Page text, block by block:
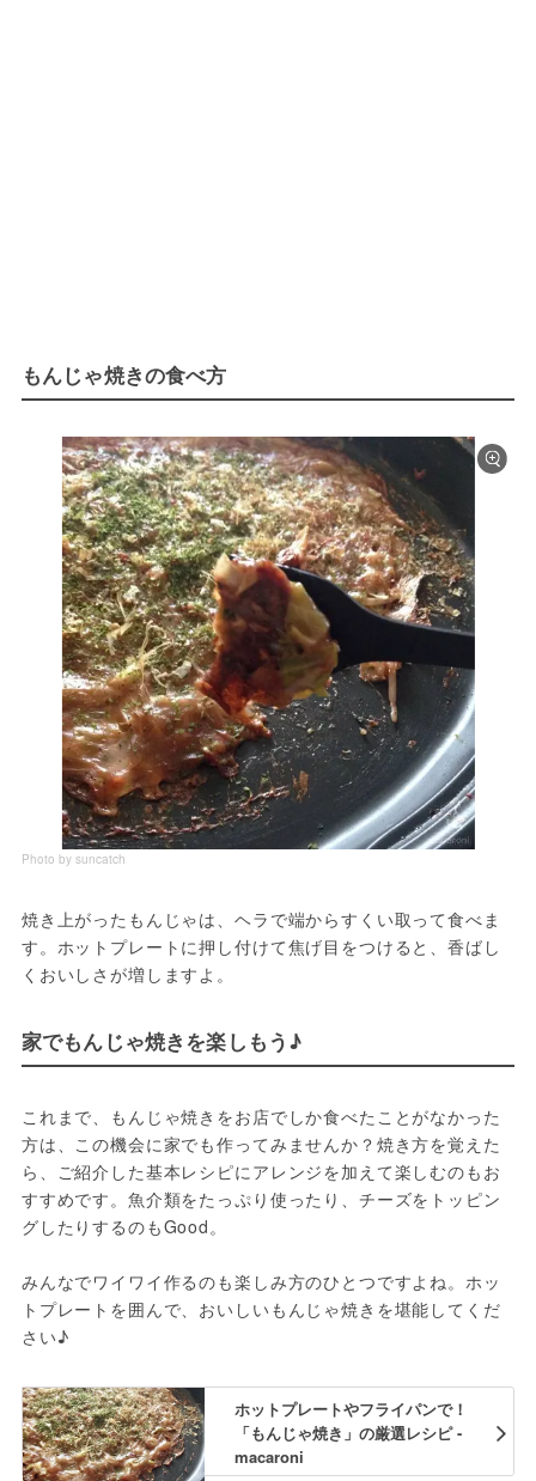
もんじゃ焼きの食べ方
Photo by suncatch
焼き上がったもんじゃは、ヘラで端からすくい取って食べま
す。ホットプレートに押し付けて焦げ目をつけると、香ばし
くおいしさが増しますよ。
家でもんじゃ焼きを楽しもう♪
これまで、もんじゃ焼きをお店でしか食べたことがなかった
方は、この機会に家でも作ってみませんか？焼き方を覚えた
ら、ご紹介した基本レシピにアレンジを加えて楽しむのもお
すすめです。魚介類をたっぷり使ったり、チーズをトッピン
グしたりするのもGood。
みんなでワイワイ作るのも楽しみ方のひとつですよね。ホッ
トプレートを囲んで、おいしいもんじゃ焼きを堪能してくだ
さい♪
ホットプレートやフライパンで！
「もんじゃ焼き」の厳選レシピ -
macaroni